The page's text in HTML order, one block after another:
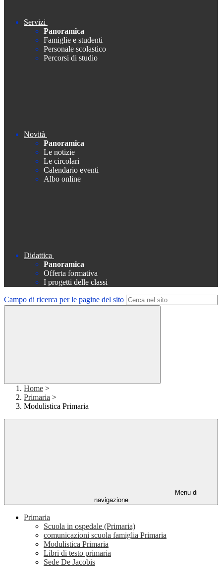
Servizi
Panoramica
Famiglie e studenti
Personale scolastico
Percorsi di studio
Novità
Panoramica
Le notizie
Le circolari
Calendario eventi
Albo online
Didattica
Panoramica
Offerta formativa
I progetti delle classi
Campo di ricerca per le pagine del sito
Home >
Primaria >
Modulistica Primaria
Menu di
navigazione
Primaria
Scuola in ospedale (Primaria)
comunicazioni scuola famiglia Primaria
Modulistica Primaria
Libri di testo primaria
Sede De Jacobis